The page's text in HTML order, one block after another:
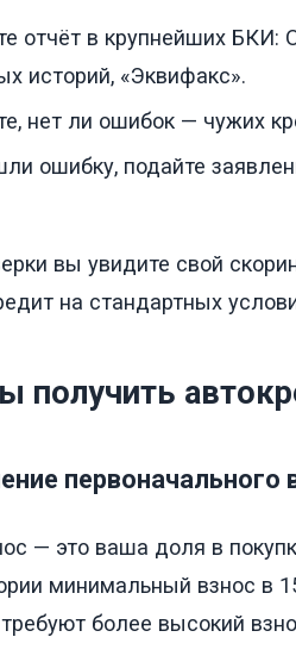
отчёт в крупнейших
историй, «Эквифакс».
нет ли ошибок — чужих
ошибку, подайте
вы увидите свой
на стандартных
получить
первоначального
— это ваша доля в
минимальный взнос в
более высокий